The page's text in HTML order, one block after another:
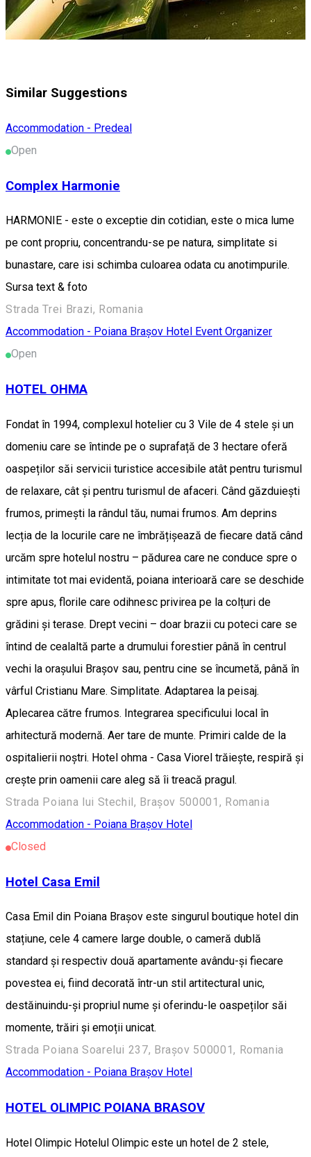
Similar Suggestions
Accommodation - Predeal
Open
Complex Harmonie
HARMONIE - este o exceptie din cotidian, este o mica lume
pe cont propriu, concentrandu-se pe natura, simplitate si
bunastare, care isi schimba culoarea odata cu anotimpurile.
Sursa text & foto
Strada Trei Brazi, Romania
Accommodation - Poiana Brașov Hotel Event Organizer
Open
HOTEL OHMA
Fondat în 1994, complexul hotelier cu 3 Vile de 4 stele și un
domeniu care se întinde pe o suprafață de 3 hectare oferă
oaspeților săi servicii turistice accesibile atât pentru turismul
de relaxare, cât și pentru turismul de afaceri. Când găzduiești
frumos, primești la rândul tău, numai frumos. Am deprins
lecția de la locurile care ne îmbrățișează de fiecare dată când
urcăm spre hotelul nostru – pădurea care ne conduce spre o
intimitate tot mai evidentă, poiana interioară care se deschide
spre apus, florile care odihnesc privirea pe la colțuri de
grădini și terase. Drept vecini – doar brazii cu poteci care se
întind de cealaltă parte a drumului forestier până în centrul
vechi la orașului Brașov sau, pentru cine se încumetă, până în
vârful Cristianu Mare. Simplitate. Adaptarea la peisaj.
Aplecarea către frumos. Integrarea specificului local în
arhitectură modernă. Aer tare de munte. Primiri calde de la
ospitalierii noștri. Hotel ohma - Casa Viorel trăiește, respiră și
crește prin oamenii care aleg să îi treacă pragul.
Strada Poiana lui Stechil, Brașov 500001, Romania
Accommodation - Poiana Brașov Hotel
Closed
Hotel Casa Emil
Casa Emil din Poiana Brașov este singurul boutique hotel din
stațiune, cele 4 camere large double, o cameră dublă
standard și respectiv două apartamente avându-și fiecare
povestea ei, fiind decorată într-un stil artitectural unic,
destăinuindu-și propriul nume și oferindu-le oaspeților săi
momente, trăiri și emoții unicat.
Strada Poiana Soarelui 237, Brașov 500001, Romania
Accommodation - Poiana Brașov Hotel
HOTEL OLIMPIC POIANA BRASOV
Hotel Olimpic Hotelul Olimpic este un hotel de 2 stele,